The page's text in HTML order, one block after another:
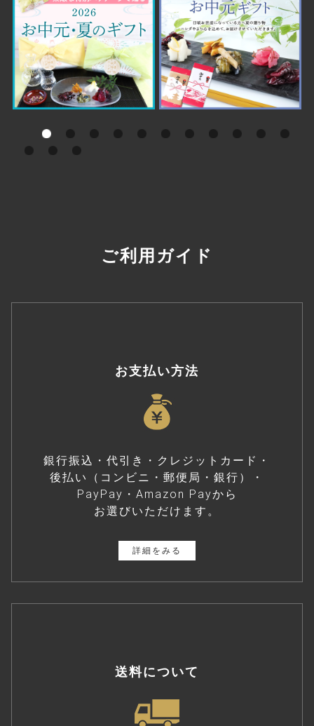
ご利用ガイド
お支払い方法
銀行振込・代引き・クレジットカード・
後払い（コンビニ・郵便局・銀行）・
PayPay・Amazon Payから
お選びいただけます。
詳細をみる
送料について